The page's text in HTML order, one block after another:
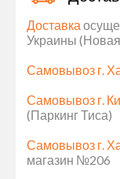
Доставка
Украины
Самовывоз г.
Самовывоз г.
(Паркинг Тиса)
Самовывоз г.
магазин №206